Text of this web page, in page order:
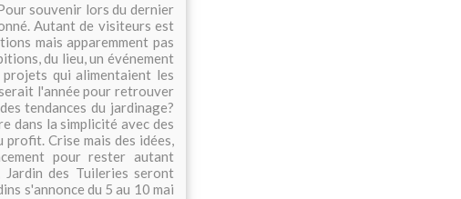
souvenir lors du dernier
Autant de visiteurs est
mais apparemment pas
du lieu, un événement
qui alimentaient les
l'année pour retrouver
tendances du jardinage?
dans la simplicité avec des
Crise mais des idées,
pour rester autant
Jardin des Tuileries seront
s'annonce du 5 au 10 mai